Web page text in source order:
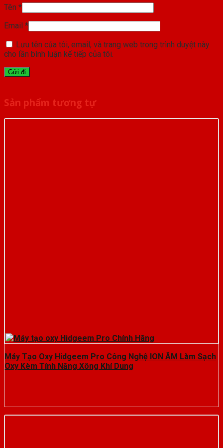
Tên *
Email *
Lưu tên của tôi, email, và trang web trong trình duyệt này
cho lần bình luận kế tiếp của tôi.
Sản phẩm tương tự
Máy Tạo Oxy Hidgeem Pro Công Nghệ ION ÂM Làm Sạch
Oxy Kèm Tính Năng Xông Khí Dung